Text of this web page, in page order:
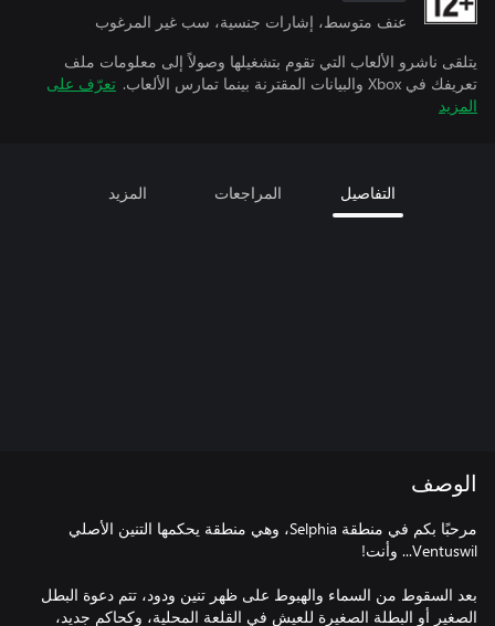
عنف متوسط، إشارات جنسية، سب غير المرغوب
يتلقى ناشرو الألعاب التي تقوم بتشغيلها وصولاً إلى معلومات ملف
تعريفك في Xbox والبيانات المقترنة بينما تمارس الألعاب.
تعرّف على
المزيد
التفاصيل المراجعات المزيد
الوصف
مرحبًا بكم في منطقة Selphia، وهي منطقة يحكمها التنين الأصلي
بعد السقوط من السماء والهبوط على ظهر تنين ودود، تتم دعوة البطل
الصغير أو البطلة الصغيرة للعيش في القلعة المحلية، وكحاكم جديد،